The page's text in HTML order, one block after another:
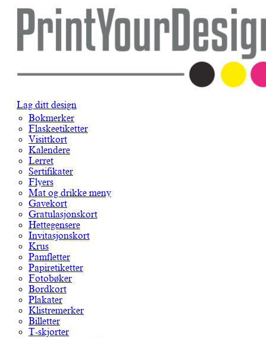
Lag ditt design
Bokmerker
Flaskeetiketter
Visittkort
Kalendere
Lerret
Sertifikater
Flyers
Mat og drikke meny
Gavekort
Gratulasjonskort
Hettegensere
Invitasjonskort
Krus
Pamfletter
Papiretiketter
Fotobøker
Bordkort
Plakater
Klistremerker
Billetter
T-skjorter